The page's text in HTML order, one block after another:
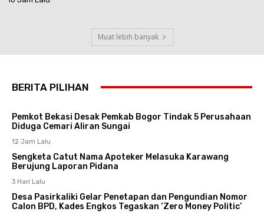
Muat lebih banyak
BERITA PILIHAN
Pemkot Bekasi Desak Pemkab Bogor Tindak 5 Perusahaan
Diduga Cemari Aliran Sungai
12 Jam Lalu
Sengketa Catut Nama Apoteker Melasuka Karawang
Berujung Laporan Pidana
3 Hari Lalu
Desa Pasirkaliki Gelar Penetapan dan Pengundian Nomor
Calon BPD, Kades Engkos Tegaskan ‘Zero Money Politic’